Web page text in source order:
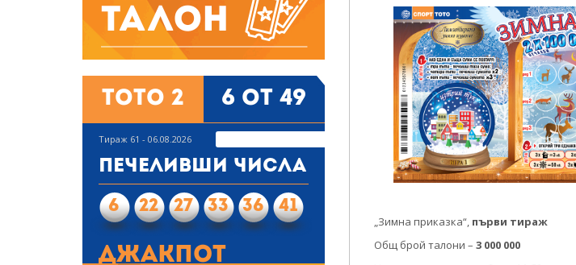
„Зимна приказка“, първи тираж
Общ брой талони – 3 000 000
Тото 2 6 от 49
Тираж 61 - 06.08.2026
Печеливши числа
6 22 27 33 36 41
Джакпот